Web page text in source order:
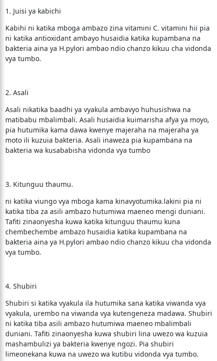
1. Juisi ya kabichi
Kabihi ni katika mboga ambazo zina vitamini C. vitamini hii pia
ni katika antioxidant ambayo husaidia katika kupambana na
bakteria aina ya H.pylori ambao ndio chanzo kikuu cha vidonda
vya tumbo.
2. Asali
Asali nikatika baadhi ya vyakula ambavyo huhusishwa na
matibabu mbalimbali. Asali husaidia kuimarisha afya ya moyo,
pia hutumika kama dawa kwenye majeraha na majeraha ya
moto ili kuzuia bakteria. Asali inaweza pia kupambana na
bakteria wa kusababisha vidonda vya tumbo
3. Kitunguu thaumu.
ni katika viungo vya mboga kama kinavyotumika.lakini pia ni
katika tiba za asili ambazo hutumiwa maeneo mengi duniani.
Tafiti zinaonyesha kuwa katika kitunguu thaumu kuna
chembechembe ambazo husaidia katika kupambana na
bakteria aina ya H.pylori ambao ndio chanzo kikuu cha vidonda
vya tumbo.
4. Shubiri
Shubiri si katika vyakula ila hutumika sana katika viwanda vya
vyakula, urembo na viwanda vya kutengeneza madawa. Shubiri
ni katika tiba asili ambazo hutumiwa maeneo mbalimbali
duniani. Tafiti zinaonyesha kuwa shubiri lina uwezo wa kuzuia
mashambulizi ya bakteria kwenye ngozi. Pia shubiri
limeonekana kuwa na uwezo wa kutibu vidonda vya tumbo.